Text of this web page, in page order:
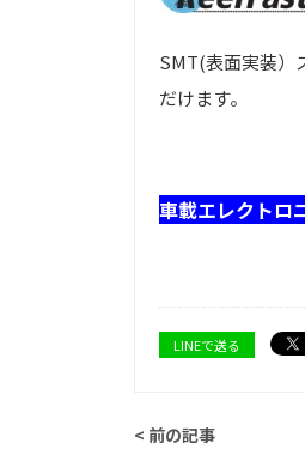
SMT(表面実装）
だけます。
車載エレクトロ
LINEで送る
< 前の記事